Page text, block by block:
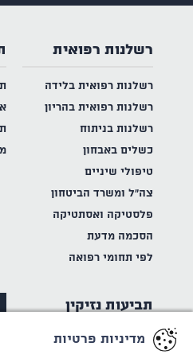
רשלנות רפואית
רשלנות רפואית בלידה
רשלנות רפואית בהריון
רשלנות בניתוח
כשלים באבחון
טיפולי שיניים
צה"ל ומשרד הביטחון
פלסטיקה ואסתטיקה
הסכמה מדעת
לפי תחומי רפואה
תביעות נזיקין
תאונות דרכים
מדיניות פרטיות